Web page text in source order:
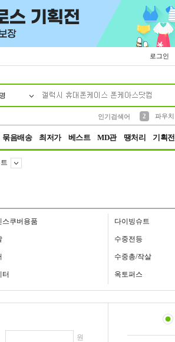
로그인
인기검색어
2
파우치
묶음배송 최저가 베스트 MD관 땡처리 기획전
스쿠버용품 다이빙슈트
수중전등
수중총/작살
터 옥토퍼스
원